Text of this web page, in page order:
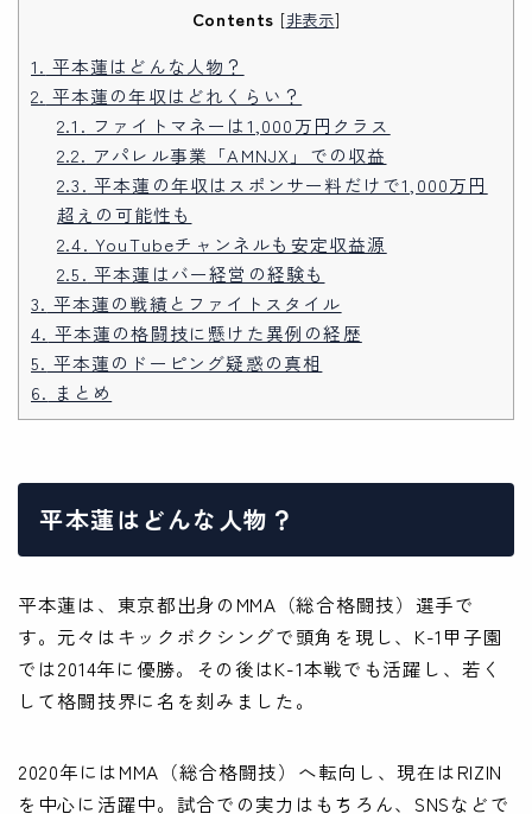
Contents [非表示]
1. 平本蓮はどんな人物？
2. 平本蓮の年収はどれくらい？
2.1. ファイトマネーは1,000万円クラス
2.2. アパレル事業「AMNJX」での収益
2.3. 平本蓮の年収はスポンサー料だけで1,000万円
超えの可能性も
2.4. YouTubeチャンネルも安定収益源
2.5. 平本蓮はバー経営の経験も
3. 平本蓮の戦績とファイトスタイル
4. 平本蓮の格闘技に懸けた異例の経歴
5. 平本蓮のドーピング疑惑の真相
6. まとめ
平本蓮はどんな人物？
平本蓮は、東京都出身のMMA（総合格闘技）選手で
す。元々はキックボクシングで頭角を現し、K-1甲子園
では2014年に優勝。その後はK-1本戦でも活躍し、若く
して格闘技界に名を刻みました。
2020年にはMMA（総合格闘技）へ転向し、現在はRIZIN
を中心に活躍中。試合での実力はもちろん、SNSなどで